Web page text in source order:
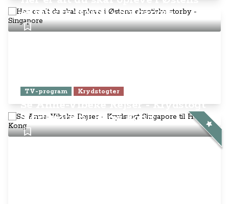
eksotiske storby - Singapore
TV-program Krydstogter
Se Anne-Vibeke Rejser - Krydstogt
Singapore til Hong Kong